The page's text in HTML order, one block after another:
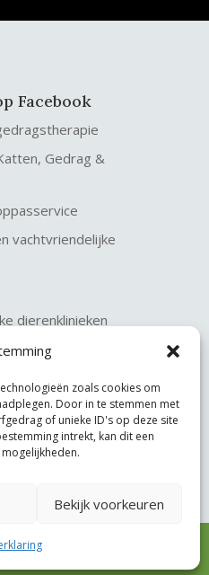
zoals cookies om
Door in te stemmen met
of unieke ID's op deze site
intrekt, kan dit een
Bekijk voorkeuren
Facebook
Gedrag &
vachtvriendelijke
dierenklinieken
JoSiJo / Joost van Riel